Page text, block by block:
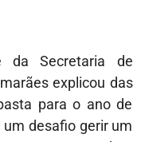
Secretaria de
explicou das
para o ano de
desafio gerir um